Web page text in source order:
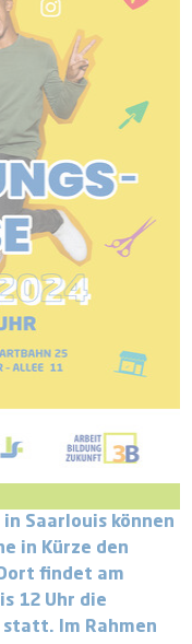
Saarlouis können
in Kürze den
findet am
12 Uhr die
statt. Im Rahmen